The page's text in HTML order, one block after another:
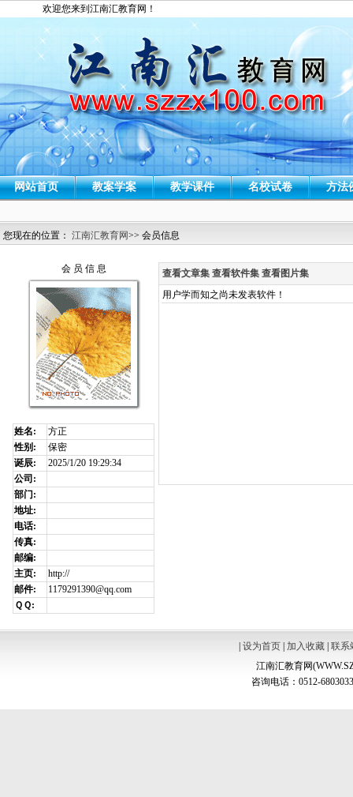
欢迎您来到江南汇教育网！
网站首页 教案学案 教学课件 名校试卷 方法
您现在的位置： 江南汇教育网>> 会员信息
会 员 信 息
姓名:
方正
性别:
保密
诞辰:
2025/1/20 19:29:34
公司:
部门:
地址:
电话:
传真:
邮编:
主页:
http://
邮件:
1179291390@qq.com
ＱＱ:
查看文章集 查看软件集 查看图片集
用户学而知之尚未发表软件！
设为首页| 加入收藏| 联系
江南汇教育网
咨询电话：0512-